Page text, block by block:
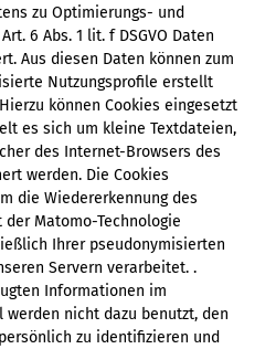
zu Optimierungs- und
6 Abs. 1 lit. f DSGVO Daten
Aus diesen Daten können zum
Nutzungsprofile erstellt
können Cookies eingesetzt
es sich um kleine Textdateien,
des Internet-Browsers des
werden. Die Cookies
die Wiedererkennung des
Matomo-Technologie
Ihrer pseudonymisierten
Servern verarbeitet. .
Informationen im
nicht dazu benutzt, den
zu identifizieren und